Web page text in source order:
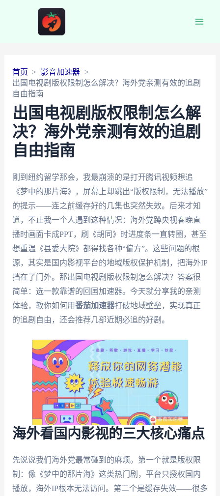
首页
影音加速器
出国电视剧版权限制怎么解决？海外党亲测有效的追剧
自由指南
出国电视剧版权限制怎么解
决？海外党亲测有效的追剧
自由指南
刚到纽约留学那会，我最崩溃的是打开腾讯视频想追
《梦中的那片海》，屏幕上却跳出“版权限制，无法播放”
的提示——连之前缓存好的几集也突然失效。后来才知
道，不止我一个人遇到这种情况：海外党蹲央视春晚直
播时画面卡成PPT，刷《胡同》时进度条一直转圈，甚至
想重温《县委大院》都得找各种“偏方”。这些问题的根
源，其实是国内影视平台的地域版权保护机制，把海外IP
挡在了门外。那出国电视剧版权限制怎么解决？答案很
简单：选一款靠谱的回国加速器。今天就分享我的亲测
体验，教你如何用番茄加速器打破地域壁垒，实现真正
的追剧自由，还会推荐几部近期必追的好剧。
海外看国内影视的三大核心痛点
先说说我们海外党最常碰到的麻烦。第一个就是版权限
制：像《梦中的那片海》这类热门剧，平台只授权国内
播放，海外IP根本无法访问。第二个是缓存失效——很多